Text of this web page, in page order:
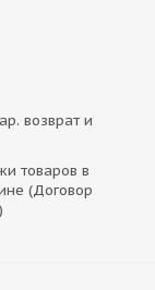
возврат и
товаров в
(Договор